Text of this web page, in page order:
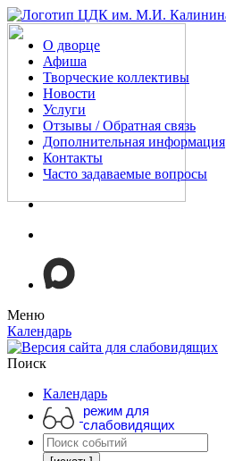
О дворце
Афиша
Творческие коллективы
Новости
Услуги
Отзывы / Обратная связь
Дополнительная информация
Контакты
Часто задаваемые вопросы
Меню
Календарь
Поиск
Календарь
режим для
слабовидящих